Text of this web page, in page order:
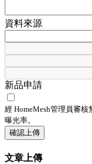
資料來源
新品申請
經 HomeMesh管理員審核
曝光率。
確認上傳
文章上傳